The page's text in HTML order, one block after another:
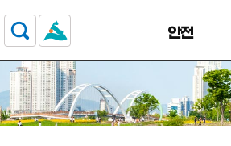
주요 메뉴로 건너뛰기
본문으로가기
안전